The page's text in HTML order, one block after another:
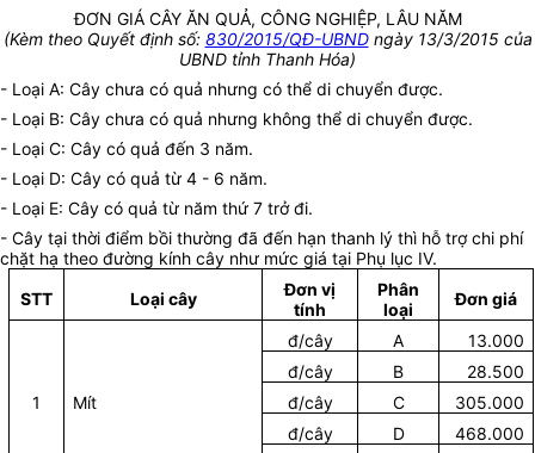
ĐƠN GIÁ CÂY ĂN QUẢ, CÔNG NGHIỆP, LÂU NĂM
(Kèm theo Quyết định số: 830/2015/QĐ-UBNDngày 13/3/2015 của
UBND tỉnh Thanh Hóa)
- Loại A: Cây chưa có quả nhưng có thể di chuyển được.
- Loại B: Cây chưa có quả nhưng không thể di chuyển được.
- Loại C: Cây có quả đến 3 năm.
- Loại D: Cây có quả từ 4 - 6 năm.
- Loại E: Cây có quả từ năm thứ 7 trở đi.
- Cây tại thời điểm bồi thường đã đến hạn thanh lý thì hỗ trợ chi phí
chặt hạ theo đường kính cây như mức giá tại Phụ lục IV.
STT
Loại cây
Đơn vị
tính
Phân
loại
Đơn giá
1 Mít
đ/cây A
13.000
đ/cây
B
28.500
đ/cây
C
305.000
đ/cây
D
468.000